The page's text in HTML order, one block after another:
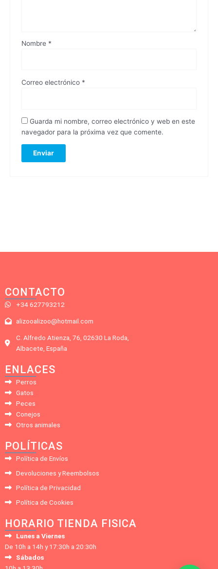
Nombre *
Correo electrónico *
Guarda mi nombre, correo electrónico y web en este
navegador para la próxima vez que comente.
CONTACTO
+34 627793212
alizooalizoo@hotmail.com
C. Alfredo Atienza, 76, 02630 La Roda,
Albacete, España
ENLACES
Perros
Gatos
Peces
Conejos
Otros animales
POLÍTICAS
Política de Envíos
Devoluciones y Reembolsos
Política de Privacidad
Política de Cookies
HORARIO TIENDA FISICA
Lunes a Viernes
De 10h a 14h y 17:30h a 20:30h
Sábados